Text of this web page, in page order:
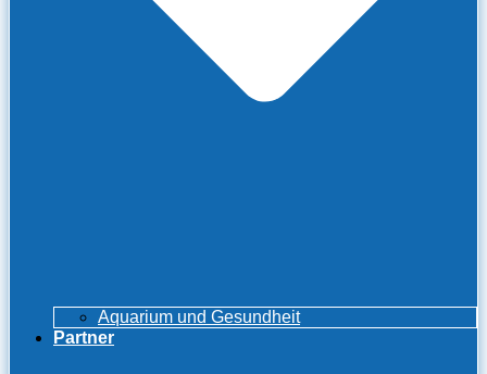
Aquarium und Gesundheit
Partner